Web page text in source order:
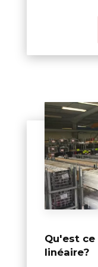
Qu'est
linéaire?